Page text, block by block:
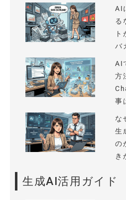
AI
る
バ
AI
方
事
な
生
の
き
生成AI活用ガイド